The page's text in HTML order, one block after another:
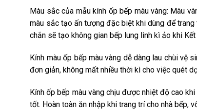
Màu sắc của mẫu kính ốp bếp màu vàng: Màu
màu sắc tạo ấn tượng đặc biệt khi dùng để
chắn sẽ tạo không gian bếp lung linh kì ảo khi
Kính màu ốp bếp màu vàng dễ dàng lau chùi vệ
đơn giản, không mất nhiều thời kì cho việc quét
Kính ốp bếp màu vàng chịu được nhiệt độ cao
tốt. Hoàn toàn ăn nhập khi trang trí cho nhà bếp,